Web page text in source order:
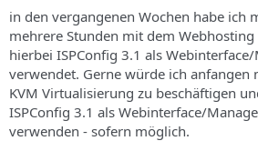
s
T
h
e
m
a
s
d
a
t
u
m
in den vergangenen Wochen habe ich
mehrere Stunden mit dem
hierbei ISPConfig 3.1 als
verwendet. Gerne würde ich anfangen
KVM Virtualisierung zu beschäftigen
ISPConfig 3.1 als Webinterface/
verwenden - sofern möglich.